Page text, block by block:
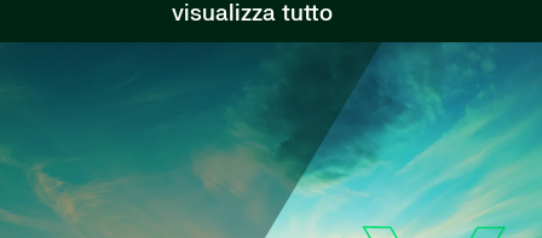
visualizza tutto